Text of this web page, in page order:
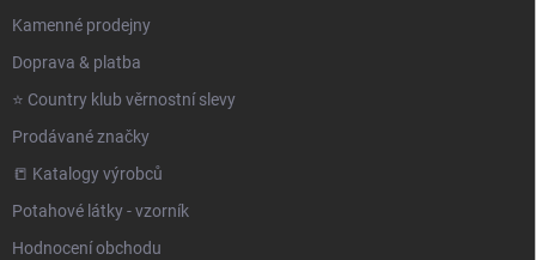
Kamenné prodejny
Doprava & platba
⭐️ Country klub věrnostní slevy
Prodávané značky
📒 Katalogy výrobců
Potahové látky - vzorník
Hodnocení obchodu